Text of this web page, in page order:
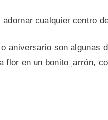
cualquier centro
aniversario son algunas
en un bonito jarrón,